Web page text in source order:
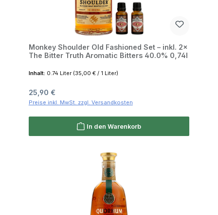
Monkey Shoulder Old Fashioned Set – inkl. 2×
The Bitter Truth Aromatic Bitters 40.0% 0,74l
Inhalt: 0.74 Liter (35,00 € / 1 Liter)
Regulärer Preis:
25,90 €
Preise inkl. MwSt. zzgl. Versandkosten
In den Warenkorb